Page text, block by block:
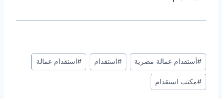
#أستقدام عمالة مصرية #استقدام #استقدام عمالة
#مكتب استقدام